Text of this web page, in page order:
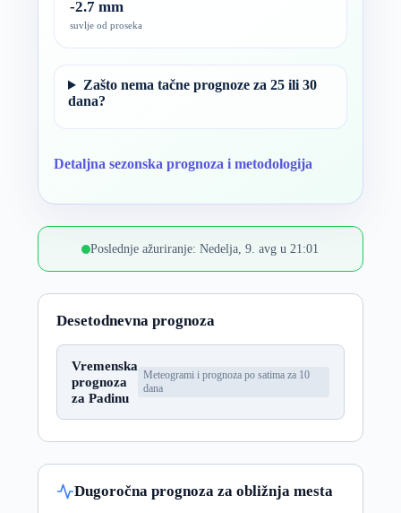
-2.7 mm
suvlje od proseka
Zašto nema tačne prognoze za 25 ili 30
dana?
Detaljna sezonska prognoza i metodologija
Poslednje ažuriranje: Nedelja, 9. avg u 21:01
Desetodnevna prognoza
Vremenska
prognoza
za Padinu
Meteogrami i prognoza po satima za 10
dana
Dugoročna prognoza za obližnja mesta